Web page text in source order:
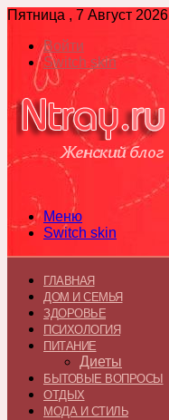
Пятница , 7 Август 2026
Войти
Switch skin
Меню
Switch skin
ГЛАВНАЯ
ДОМ И СЕМЬЯ
ЗДОРОВЬЕ
ПСИХОЛОГИЯ
ПИТАНИЕ
Диеты
БЫТОВЫЕ ВОПРОСЫ
ОТДЫХ
МОДА И СТИЛЬ